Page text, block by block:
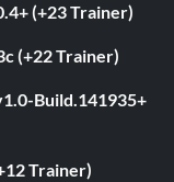
(+23 Trainer)
(+22 Trainer)
Build.141935+
Trainer)